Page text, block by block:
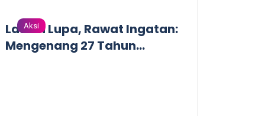
Aksi
Lawan Lupa, Rawat Ingatan:
Mengenang 27 Tahun